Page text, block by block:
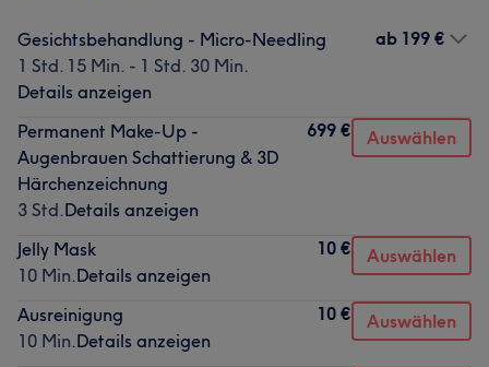
Gesichtsbehandlung - Micro-Needling
1 Std. 15 Min. - 1 Std. 30 Min.
Details anzeigen
ab 199 €
Permanent Make-Up -
Augenbrauen Schattierung & 3D
Härchenzeichnung
3 Std.Details anzeigen
699 € Auswählen
Jelly Mask
10 Min.Details anzeigen
10 € Auswählen
Ausreinigung
10 Min.Details anzeigen
10 € Auswählen